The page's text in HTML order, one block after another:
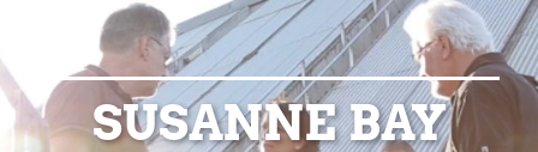
SUSANNE BAY